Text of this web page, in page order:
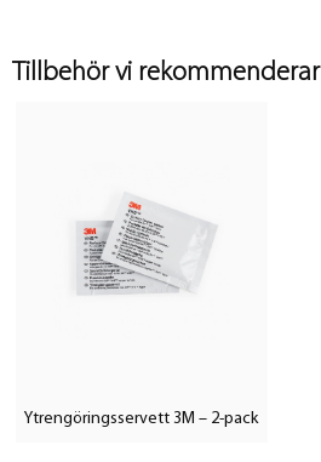
Tillbehör vi rekommenderar
Ytrengöringsservett 3M – 2-pack